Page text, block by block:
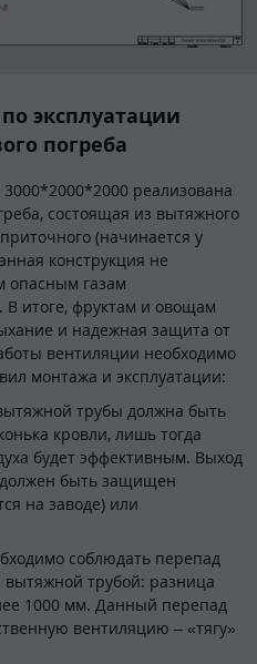
эксплуатации
погреба
реализована
состоящая из вытяжного
(начинается у
конструкция не
опасным газам
итоге, фруктам и овощам
и надежная защита от
вентиляции необходимо
монтажа и эксплуатации:
трубы должна быть
кровли, лишь тогда
будет эффективным. Выход
должен быть защищен
на заводе) или
соблюдать перепад
трубой: разница
1000 мм. Данный перепад
вентиляцию – «тягу»